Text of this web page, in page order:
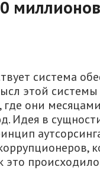
система
этой
они
Идея в
это